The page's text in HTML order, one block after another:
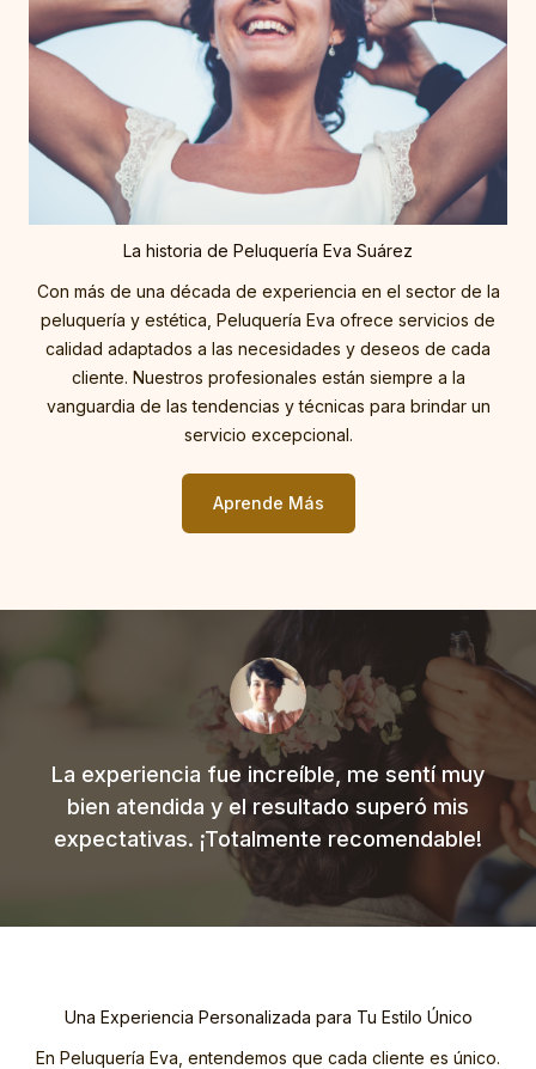
La historia de Peluquería Eva Suárez
Con más de una década de experiencia en el sector de la
peluquería y estética, Peluquería Eva ofrece servicios de
calidad adaptados a las necesidades y deseos de cada
cliente. Nuestros profesionales están siempre a la
vanguardia de las tendencias y técnicas para brindar un
servicio excepcional.
Aprende Más
La experiencia fue increíble, me sentí muy
bien atendida y el resultado superó mis
expectativas. ¡Totalmente recomendable!
Una Experiencia Personalizada para Tu Estilo Único
En Peluquería Eva, entendemos que cada cliente es único.